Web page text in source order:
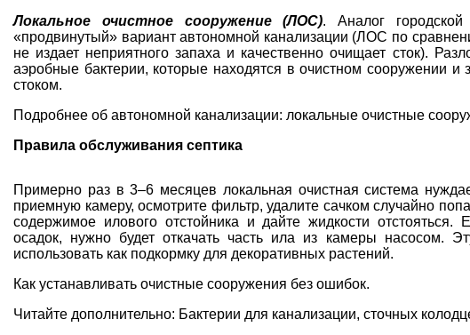
Локальное очистное сооружение (ЛОС). Аналог
«продвинутый» вариант автономной канализации (ЛОС по
не издает неприятного запаха и качественно очищает сток).
аэробные бактерии, которые находятся в очистном сооружении и
стоком.
Подробнее об автономной канализации: локальные очистные
Правила обслуживания септика
Примерно раз в 3–6 месяцев локальная очистная система
приемную камеру, осмотрите фильтр, удалите сачком случайно
содержимое илового отстойника и дайте жидкости
осадок, нужно будет откачать часть ила из камеры насосом.
использовать как подкормку для декоративных растений.
Как устанавливать очистные сооружения без ошибок.
Читайте дополнительно: Бактерии для канализации, сточных